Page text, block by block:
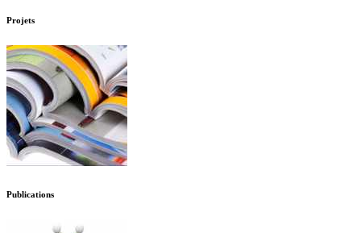
Projets
Publications